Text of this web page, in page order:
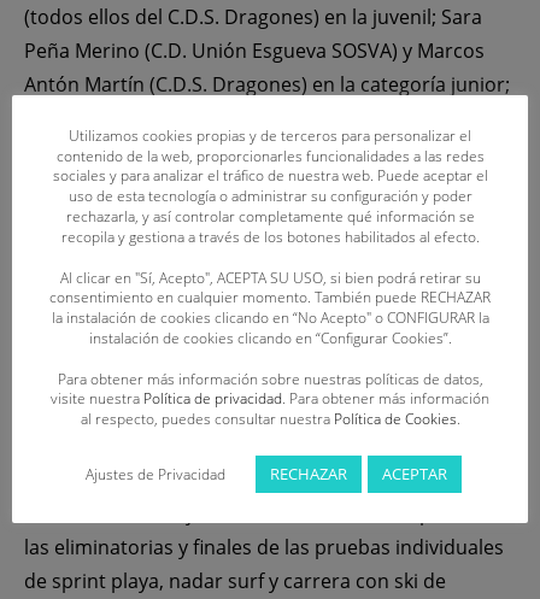
(todos ellos del C.D.S. Dragones) en la juvenil; Sara
Peña Merino (C.D. Unión Esgueva SOSVA) y Marcos
Antón Martín (C.D.S. Dragones) en la categoría junior;
Martín (C.D.S. Dragones) en la absoluta.
58 socorristas de cinco clubes y cuatro provincias
representarán a Castilla y León: C.D. Salvamento
León, C.D. Oca S.O.S. (Palencia), C.D. Unión Esgueva
SOSVA (Valladolid), C. Salvamento y Socorrismo
Benavente y C.D. Salvamento Dragones (Zamora). La
provincia que más deportistas aporta al evento será
Zamora, con 29, seguida de Valladolid (22), Palencia
totalidad de inscritos, la paridad real y efectiva entre
las eliminatorias y finales de las pruebas individuales
de sprint playa, nadar surf y carrera con ski de
Utilizamos cookies propias y de terceros para personalizar el
contenido de la web, proporcionarles funcionalidades a las redes
sociales y para analizar el tráfico de nuestra web. Puede aceptar el
uso de esta tecnología o administrar su configuración y poder
rechazarla, y así controlar completamente qué información se
recopila y gestiona a través de los botones habilitados al efecto.
Al clicar en "Sí, Acepto", ACEPTA SU USO, si bien podrá retirar su
consentimiento en cualquier momento. También puede RECHAZAR
la instalación de cookies clicando en “No Acepto" o CONFIGURAR la
instalación de cookies clicando en “Configurar Cookies”.
Para obtener más información sobre nuestras políticas de datos,
visite nuestra Política de privacidad. Para obtener más información
al respecto, puedes consultar nuestra Política de Cookies.
Ajustes de Privacidad RECHAZAR ACEPTAR